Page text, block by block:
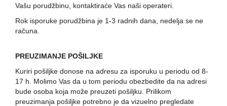
Vašu porudžbinu, kontaktiraće Vas naši operateri.
Rok isporuke porudžbina je 1-3 radnih dana, nedelja se ne
računa.
PREUZIMANJE POŠILJKE
Kuriri pošiljke donose na adresu za isporuku u periodu od 8-
17 h. Molimo Vas da u tom periodu obezbedite da na adresi
bude osoba koja može preuzeti pošiljku. Prilikom
preuzimanja pošiljke potrebno je da vizuelno pregledate